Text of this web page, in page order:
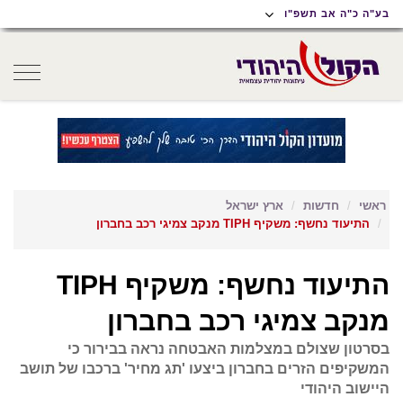
תפריט
נגישות
תפריט
ראשי
תוכן
ראשי
בע"ה כ"ה אב תשפ"ו
ראשי חדשות
ארץ ישראל
התיעוד נחשף: משקיף TIPH מנקב צמיגי רכב בחברון
התיעוד נחשף: משקיף TIPH
מנקב צמיגי רכב בחברון
בסרטון שצולם במצלמות האבטחה נראה בבירור כי
המשקיפים הזרים בחברון ביצעו 'תג מחיר' ברכבו של תושב
היישוב היהודי